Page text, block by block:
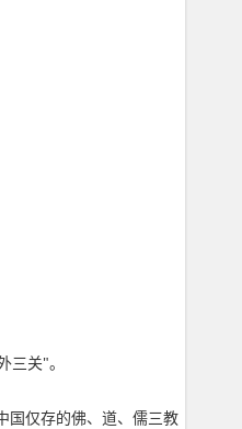
关"。
国仅存的佛、道、儒三教